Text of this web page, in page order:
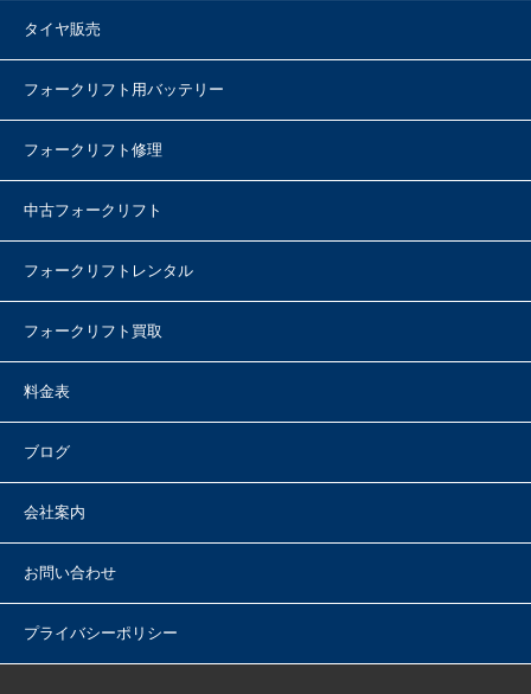
タイヤ販売
フォークリフト用バッテリー
フォークリフト修理
中古フォークリフト
フォークリフトレンタル
フォークリフト買取
料金表
ブログ
会社案内
お問い合わせ
プライバシーポリシー